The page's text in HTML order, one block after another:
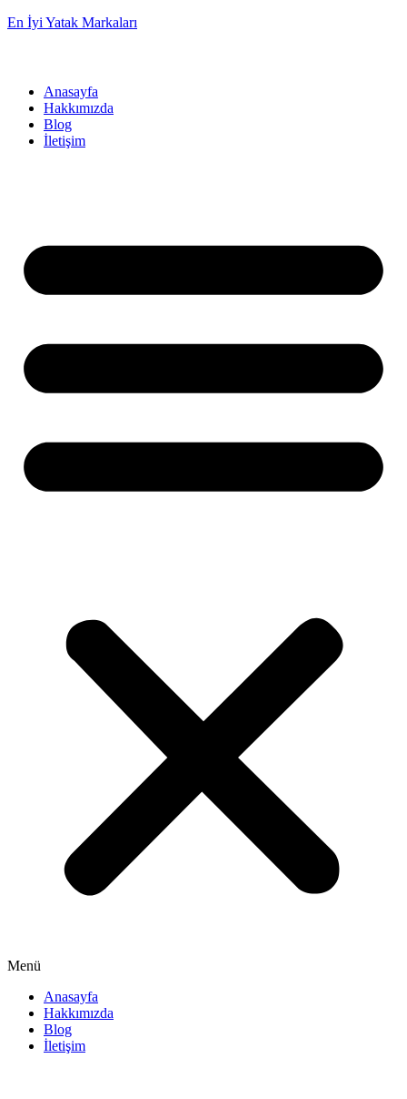
En İyi Yatak Markaları
Anasayfa
Hakkımızda
Blog
İletişim
Menü
Anasayfa
Hakkımızda
Blog
İletişim